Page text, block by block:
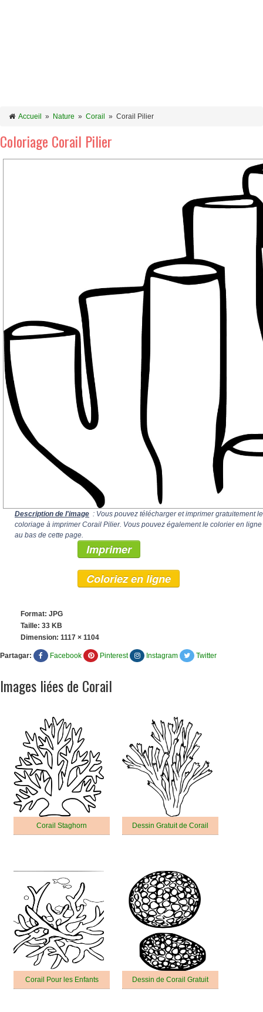
Accueil » Nature » Corail » Corail Pilier
Coloriage Corail Pilier
Description de l'image : Vous pouvez télécharger et imprimer gratuitement le
coloriage à imprimer Corail Pilier. Vous pouvez également le colorier en ligne
au bas de cette page.
Imprimer
Coloriez en ligne
Format: JPG
Taille: 33 KB
Dimension: 1117 × 1104
Partagar: Facebook Pinterest Instagram Twitter
Images liées de Corail
Corail Staghorn Dessin Gratuit de Corail
Corail Pour les Enfants Dessin de Corail Gratuit